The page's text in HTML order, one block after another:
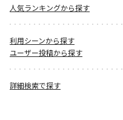
人気ランキングから探す
利用シーンから探す
ユーザー投稿から探す
詳細検索で探す